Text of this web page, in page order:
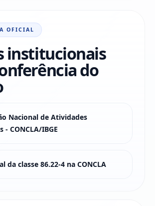
OFICIAL
institucionais
do
Nacional de Atividades
- CONCLA/IBGE
da classe 86.22-4 na CONCLA